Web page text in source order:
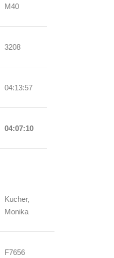
M40
3208
04:13:57
04:07:10
Kucher,
Monika
F7656